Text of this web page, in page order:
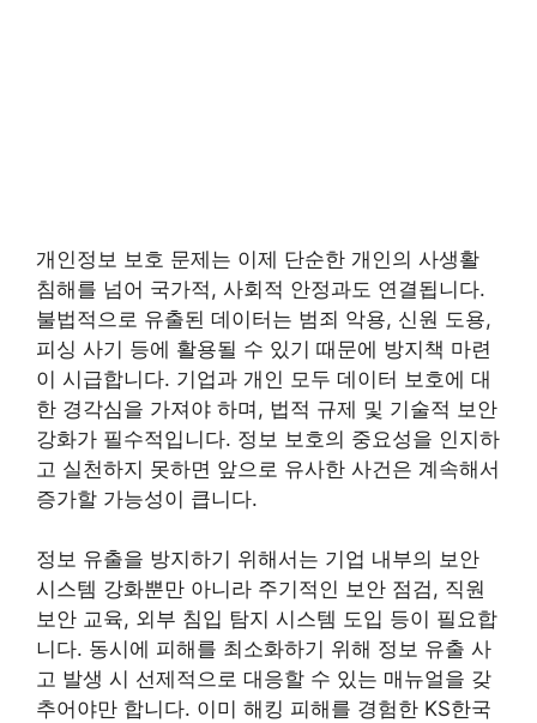
개인정보 보호 문제는 이제 단순한 개인의 사생활
침해를 넘어 국가적, 사회적 안정과도 연결됩니다.
불법적으로 유출된 데이터는 범죄 악용, 신원 도용,
피싱 사기 등에 활용될 수 있기 때문에 방지책 마련
이 시급합니다. 기업과 개인 모두 데이터 보호에 대
한 경각심을 가져야 하며, 법적 규제 및 기술적 보안
강화가 필수적입니다. 정보 보호의 중요성을 인지하
고 실천하지 못하면 앞으로 유사한 사건은 계속해서
증가할 가능성이 큽니다.
정보 유출을 방지하기 위해서는 기업 내부의 보안
시스템 강화뿐만 아니라 주기적인 보안 점검, 직원
보안 교육, 외부 침입 탐지 시스템 도입 등이 필요합
니다. 동시에 피해를 최소화하기 위해 정보 유출 사
고 발생 시 선제적으로 대응할 수 있는 매뉴얼을 갖
추어야만 합니다. 이미 해킹 피해를 경험한 KS한국